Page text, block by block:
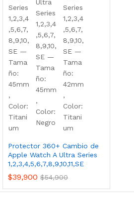
Protector 360+ Cambio de
Apple Watch A Ultra Series
1,2,3,4,5,6,7,8,9,10,11,SE
$39,900 $54,900